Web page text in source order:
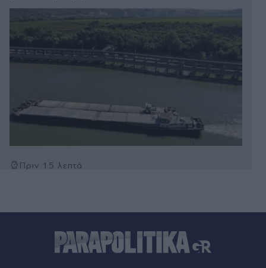
Πριν 15 λεπτά
Πριν 22 λεπτά
Ουκρανία: Υπό ρωσικό έλεγχο δύο χωριά - Πέντε